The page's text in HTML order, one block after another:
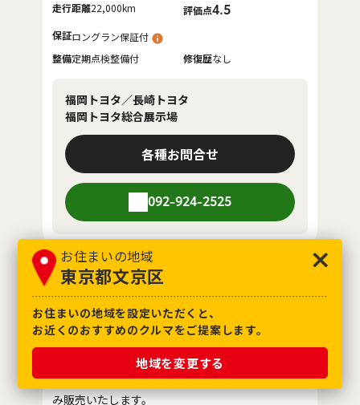
お住まいの地域
東京都文京区
お住まいの地域を設定いただくと、
お近くのおすすめのクルマをご提案します。
地域を変更する
走行距離22,000km 評価点4.5
保証ロングラン保証付
整備定期点検整備付 修復歴なし
福岡トヨタ／長崎トヨタ
福岡トヨタ総合展示場
各種お問合せ
092-924-2525
スズキ
スペーシアカスタム HEV XS
福岡県／長崎県または隣接県でご来店可能な方の
み販売いたします。